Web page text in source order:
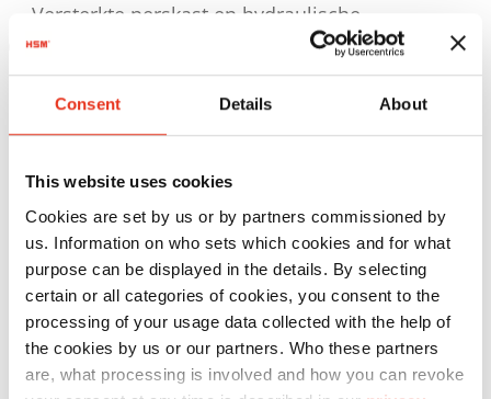
Consent Details About
This website uses cookies
Cookies are set by us or by partners commissioned by
us. Information on who sets which cookies and for what
purpose can be displayed in the details. By selecting
certain or all categories of cookies, you consent to the
processing of your usage data collected with the help of
the cookies by us or our partners. Who these partners
are, what processing is involved and how you can revoke
Versterkte perskast en hydraulische
deurvergrendeling - Comfortabel openen
en sluiten, zonder moeite of kracht
handmatig te bedienen
Specificaties
Productnr.: Perskracht: